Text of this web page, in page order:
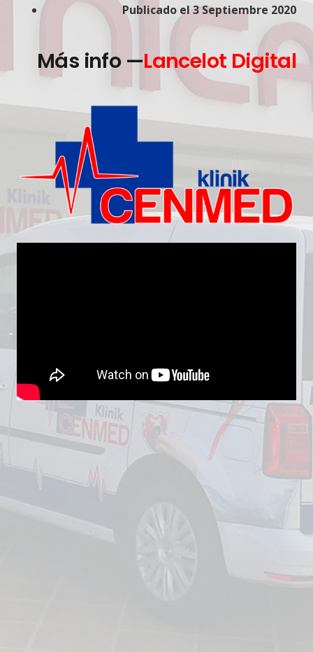
Publicado el 3 Septiembre 2020
Más info —Lancelot Digital